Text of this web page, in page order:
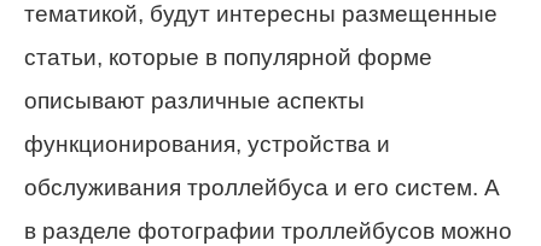
тематикой, будут интересны размещенные
статьи, которые в популярной форме
описывают различные аспекты
функционирования, устройства и
обслуживания троллейбуса и его систем. А
в разделе фотографии троллейбусов можно